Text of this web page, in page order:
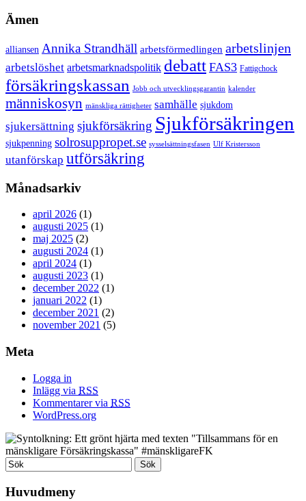
Ämen
alliansen Annika Strandhäll arbetsförmedlingen arbetslinjen
arbetslöshet arbetsmarknadspolitik debatt FAS3 Fattigchock
försäkringskassan Jobb och utvecklingsgarantin kalender
människosyn mänskliga rättigheter samhälle sjukdom
sjukersättning sjukförsäkring Sjukförsäkringen
sjukpenning solrosuppropet.se sysselsättningsfasen Ulf Kristersson
utanförskap utförsäkring
Månadsarkiv
april 2026 (1)
augusti 2025 (1)
maj 2025 (2)
augusti 2024 (1)
april 2024 (1)
augusti 2023 (1)
december 2022 (1)
januari 2022 (1)
december 2021 (2)
november 2021 (5)
Meta
Logga in
Inlägg via RSS
Kommentarer via RSS
WordPress.org
Huvudmeny